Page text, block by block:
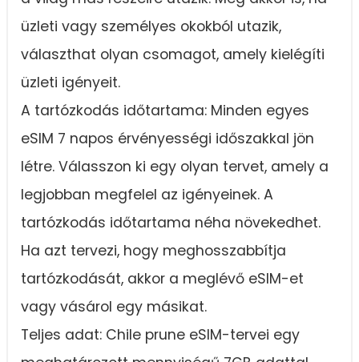
üzleti vagy személyes okokból utazik,
választhat olyan csomagot, amely kielégíti
üzleti igényeit.
A tartózkodás időtartama: Minden egyes
eSIM 7 napos érvényességi időszakkal jön
létre. Válasszon ki egy olyan tervet, amely a
legjobban megfelel az igényeinek. A
tartózkodás időtartama néha növekedhet.
Ha azt tervezi, hogy meghosszabbítja
tartózkodását, akkor a meglévő eSIM-et
vagy vásárol egy másikat.
Teljes adat: Chile prune eSIM-tervei egy